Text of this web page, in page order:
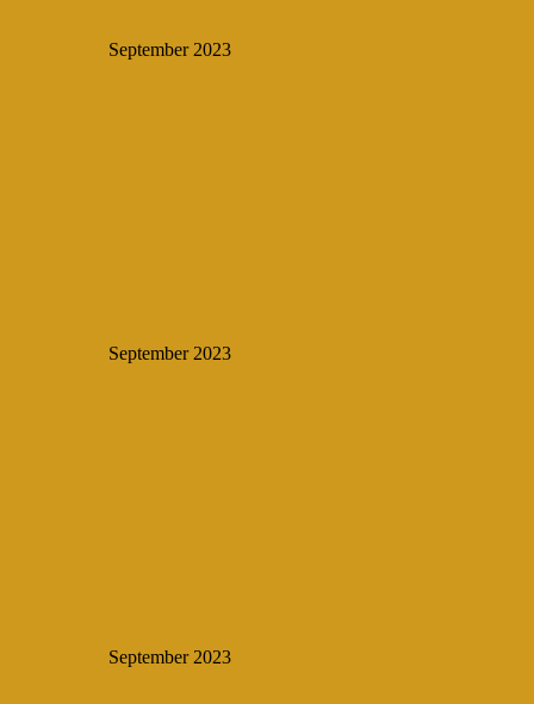
September 2023
September 2023
September 2023